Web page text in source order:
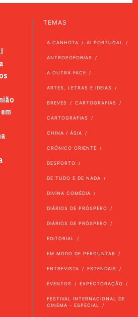
TEMAS
A CANHOTA AI PORTUGAL
ANTROPOFOBIAS
A OUTRA FACE
ARTES, LETRAS E IDEIAS
BREVES CARTOGRAFIAS
CARTOGRAFIAS
CHINA / ÁSIA
CRÓNICO ORIENTE
DESPORTO
DE TUDO E DE NADA
DIVINA COMÉDIA
DIÁRIOS DE PRÓSPERO
DIÁRIOS DE PRÓSPERO
EDITORIAL
EM MODO DE PERGUNTAR
ENTREVISTA ESTENDAIS
EVENTOS EXPECTORAÇÃO
FESTIVAL INTERNACIONAL DE
CINEMA - ESPECIAL